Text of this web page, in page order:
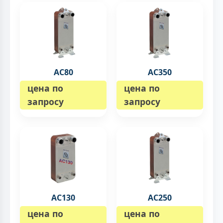
AC80
цена по
запросу
AC350
цена по
запросу
AC130
цена по
AC250
цена по